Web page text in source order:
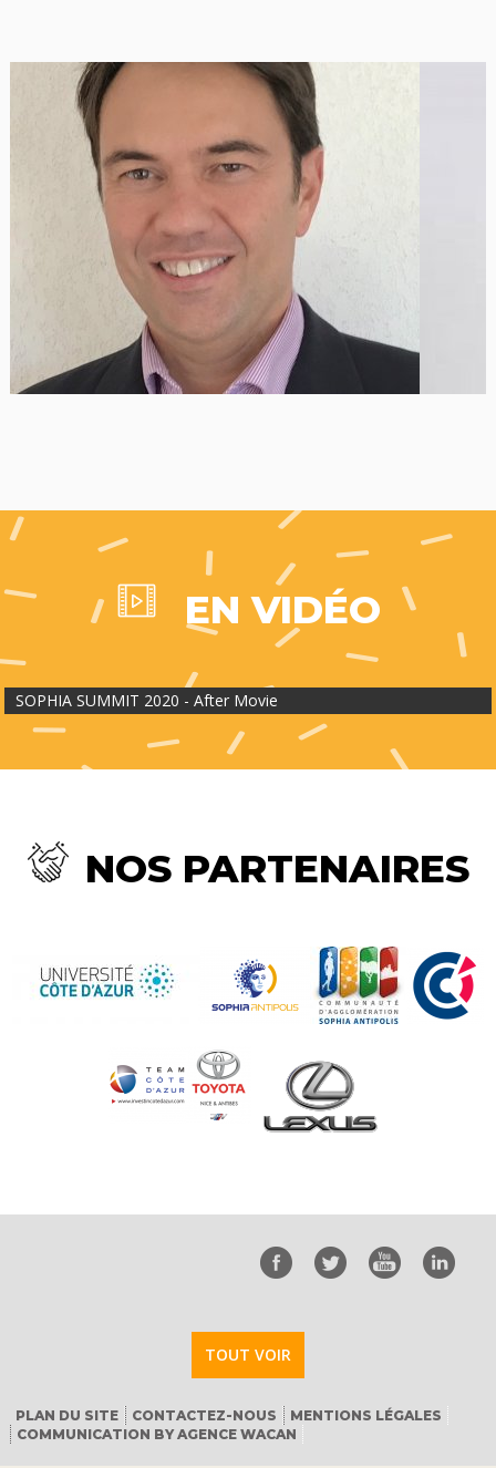
EN VIDÉO
SOPHIA SUMMIT 2020 - After Movie
NOS PARTENAIRES
TOUT VOIR
PLAN DU SITE CONTACTEZ-NOUS
MENTIONS LÉGALES
COMMUNICATION BY AGENCE WACAN